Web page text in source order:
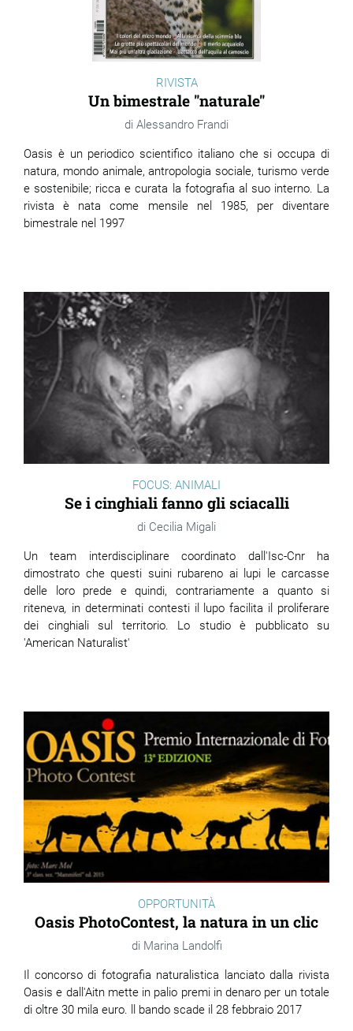
RIVISTA
Un bimestrale "naturale"
Alessandro Frandi
Oasis è un periodico scientifico italiano che si occupa di
natura, mondo animale, antropologia sociale, turismo verde
e sostenibile; ricca e curata la fotografia al suo interno. La
rivista è nata come mensile nel 1985, per diventare
bimestrale nel 1997
FOCUS: ANIMALI
Se i cinghiali fanno gli sciacalli
Cecilia Migali
Un team interdisciplinare coordinato dall'Isc-Cnr ha
dimostrato che questi suini rubareno ai lupi le carcasse
delle loro prede e quindi, contrariamente a quanto si
riteneva, in determinati contesti il lupo facilita il proliferare
dei cinghiali sul territorio. Lo studio è pubblicato su
'American Naturalist'
OPPORTUNITÀ
Oasis PhotoContest, la natura in un clic
Marina Landolfi
Il concorso di fotografia naturalistica lanciato dalla rivista
Oasis e dall'Aitn mette in palio premi in denaro per un totale
di oltre 30 mila euro. ll bando scade il 28 febbraio 2017